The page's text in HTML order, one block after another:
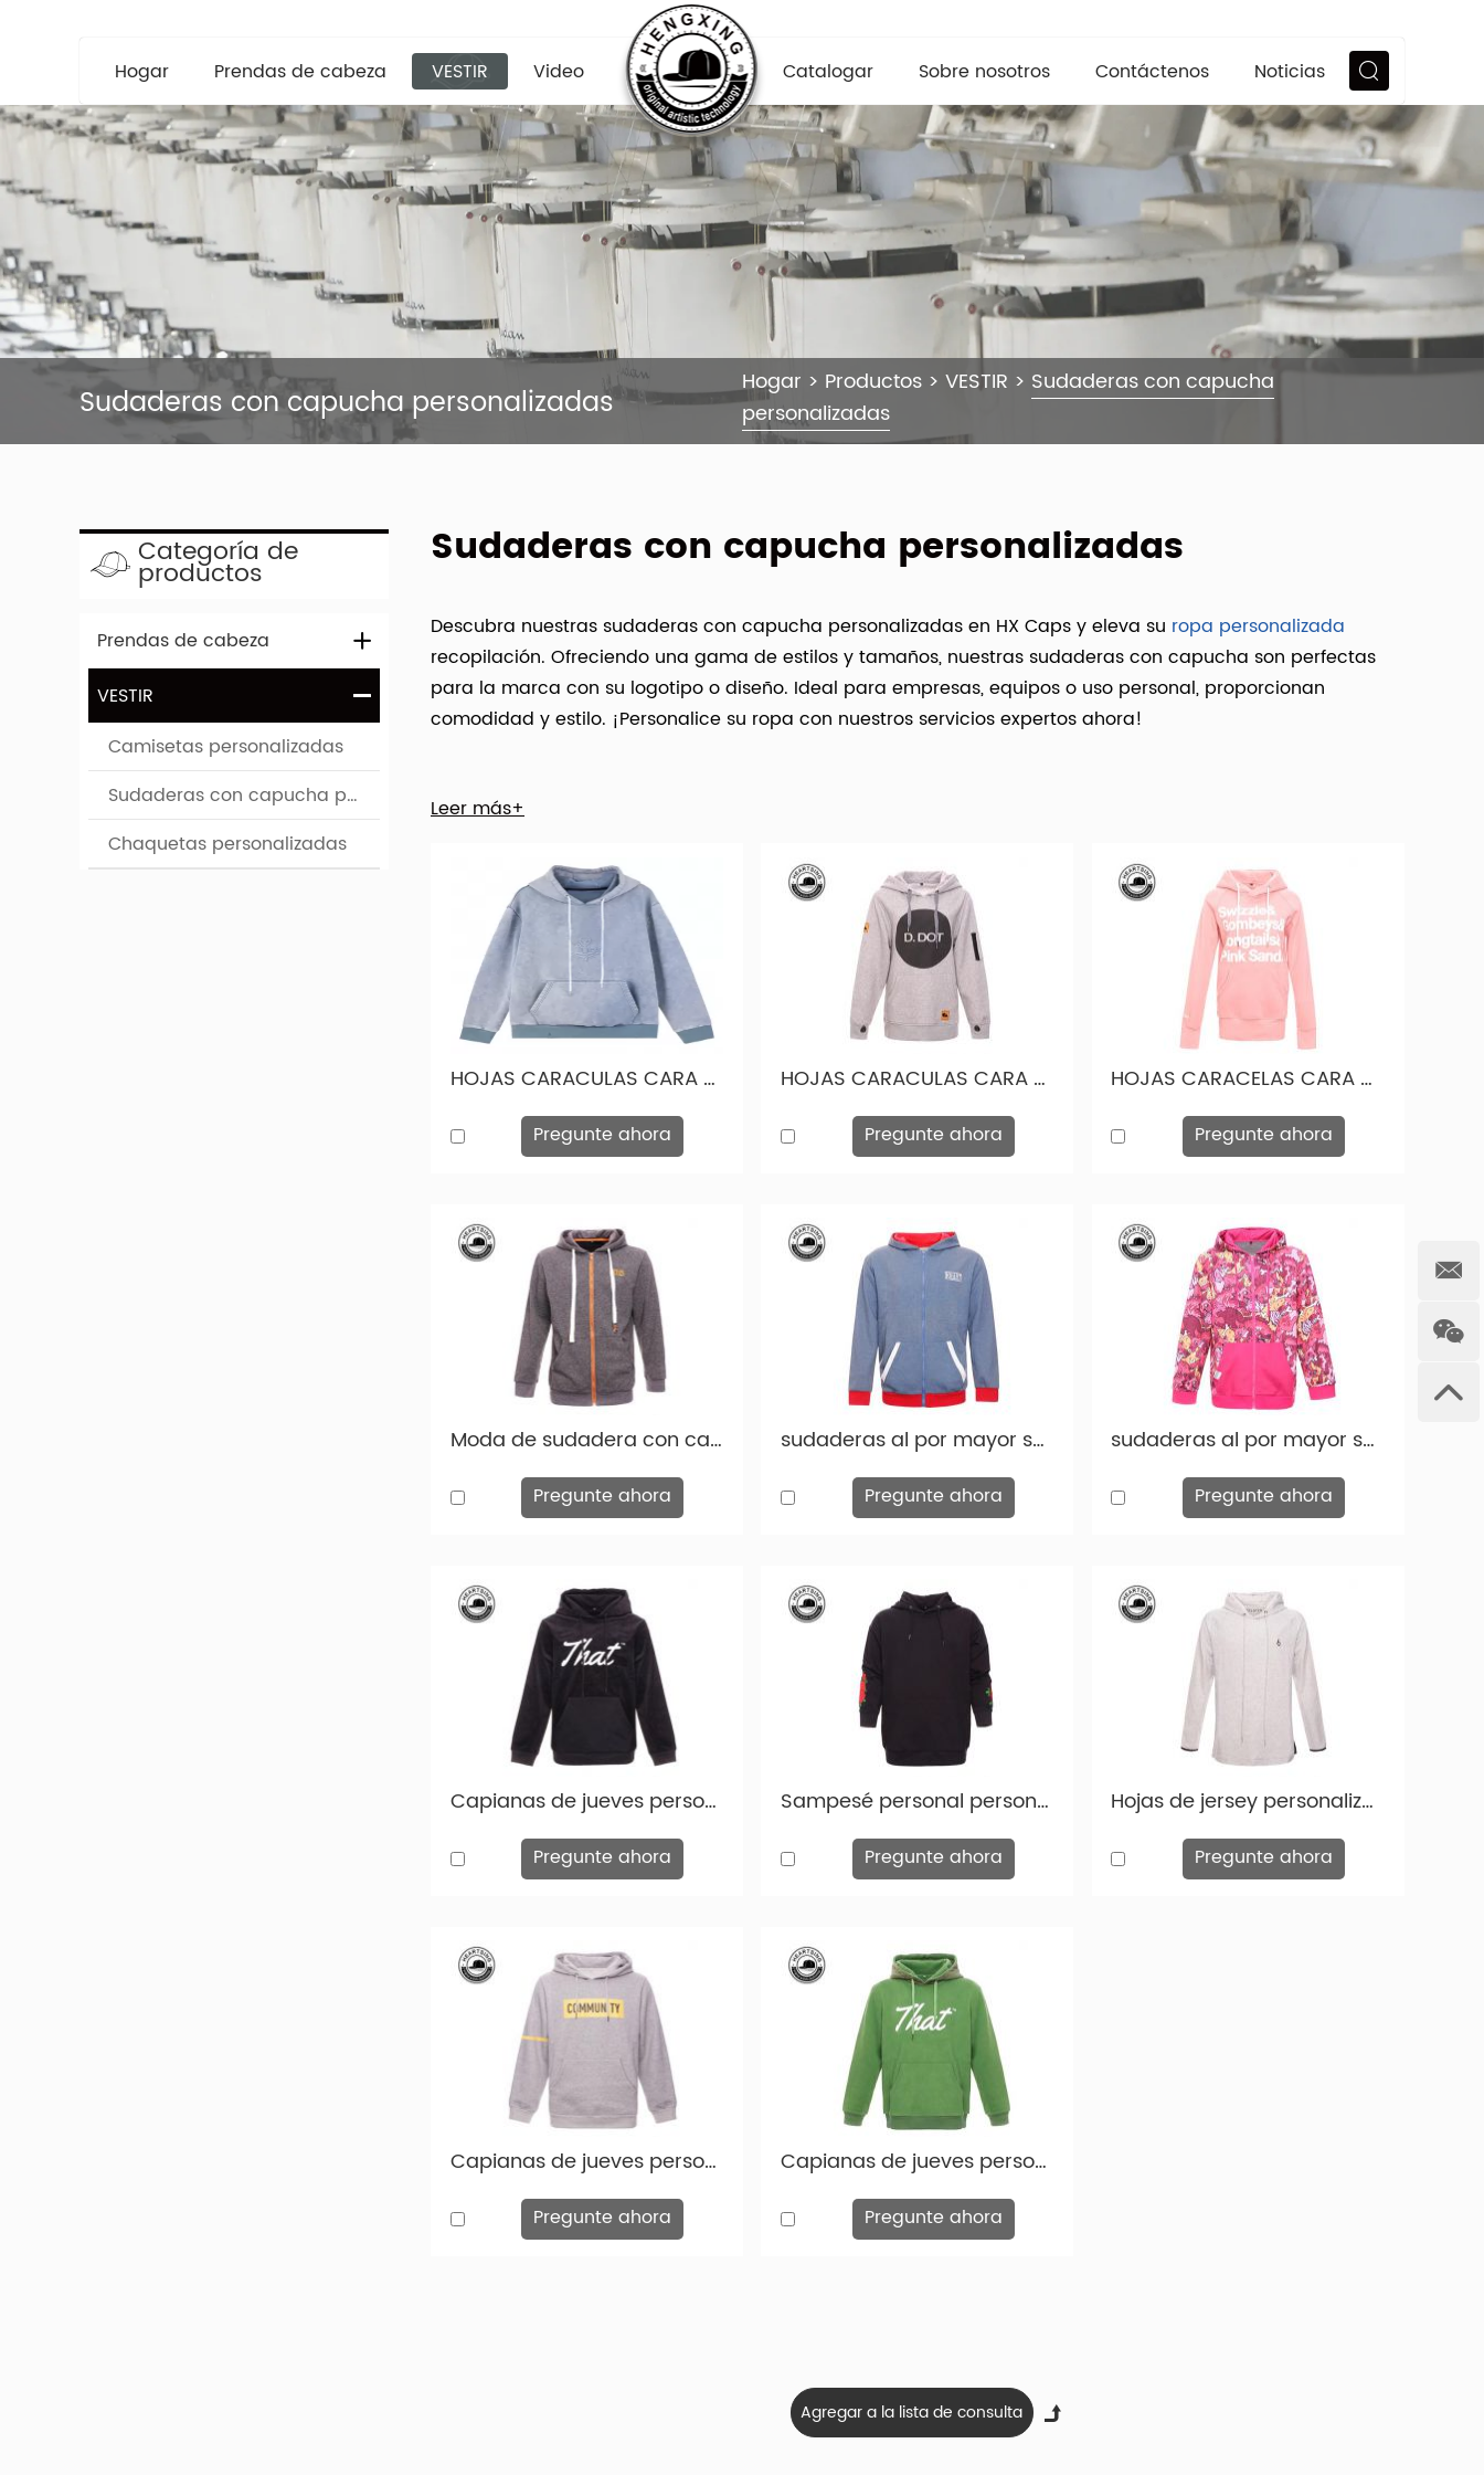
Hogar Prendas de cabeza VESTIR Video Catalogar Sobre nosotros Contáctenos Noticias
Sudaderas con capucha personalizadas Hogar > Productos > VESTIR > Sudaderas con capucha
personalizadas
Sudaderas con capucha personalizadas
Descubra nuestras sudaderas con capucha personalizadas en HX Caps y eleva su ropa personalizada
recopilación. Ofreciendo una gama de estilos y tamaños, nuestras sudaderas con capucha son perfectas
para la marca con su logotipo o diseño. Ideal para empresas, equipos o uso personal, proporcionan
comodidad y estilo. ¡Personalice su ropa con nuestros servicios expertos ahora!
Leer más+
HOJAS CARACULAS CARA CARA CARACULAS MAYORES DE MUJER DE MUJERES GRIAS DE Mujeres grises HD010
Pregunte ahora
HOJAS CARACULAS CARA CARA CARACULAS MAYORES DE MUJER DE MUJERES GRIAS DE Mujeres grises HD010
Pregunte ahora
HOJAS CARACELAS CARA CARACULAS MAYORES CARACULAS Mujeres de hábiles de impresión rosa de la altura HD009
Pregunte ahora
Moda de sudadera con capucha barata al por mayor Hoody Holy-HD008
Pregunte ahora
sudaderas al por mayor sudadera con capucha a la altura de la moda de la luz azul llave-hd007
Pregunte ahora
sudaderas al por mayor sudadera con capucha barata animal estampado rojo con capucha hd006
Pregunte ahora
Capianas de jueves personalizadas Fashion Fashion personalizada con sudadera con capucha HD005
Pregunte ahora
Sampesé personal personalizados Fashion Fashion Fashion de moda HDEDY-HD004
Pregunte ahora
Hojas de jersey personalizadas Fashion personalizada con hojas de hojas de impresión gris claro-HD003
Pregunte ahora
Capianas de jueves personalizadas Fashion Fashion Grey Print Hoody-HD002
Pregunte ahora
Capianas de jueves personalizadas Fashion Fashion personalizada con hojas de homenadía hd001
Pregunte ahora
Categoría de
productos
Prendas de cabeza
VESTIR
Camisetas personalizadas
Sudaderas con capucha personalizadas
Chaquetas personalizadas